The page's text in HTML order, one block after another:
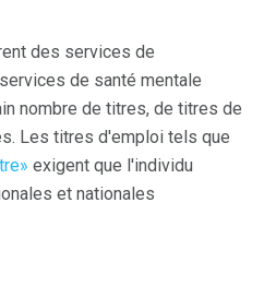
des services de
de santé mentale
nombre de titres, de titres de
Les titres d'emploi tels que
exigent que l'individu
et nationales